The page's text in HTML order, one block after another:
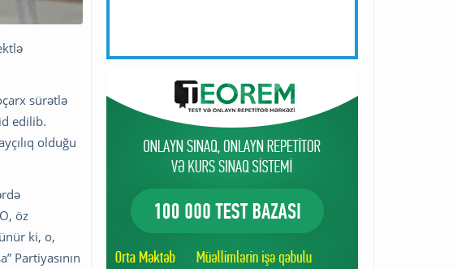
sürətlə
edilib.
olduğu
öz
ki, o,
Partiyasının